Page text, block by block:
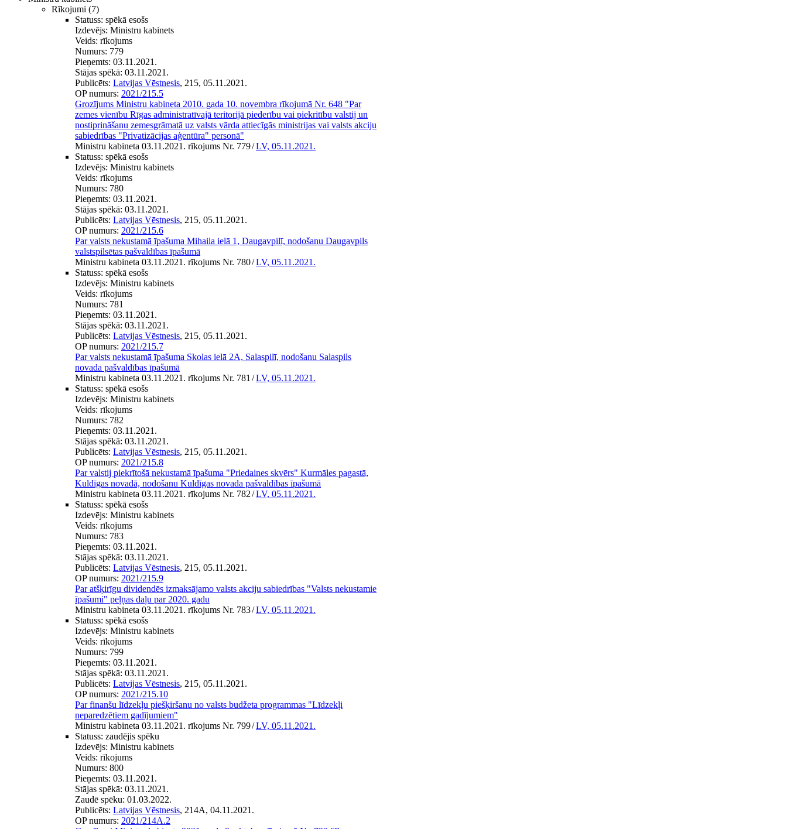
Rīkojumi (7)
Statuss: spēkā esošs
Izdevējs: Ministru kabinets
Veids: rīkojums
Numurs: 779
Pieņemts: 03.11.2021.
Stājas spēkā: 03.11.2021.
Publicēts: Latvijas Vēstnesis, 215, 05.11.2021.
OP numurs: 2021/215.5
Grozījums Ministru kabineta 2010. gada 10. novembra rīkojumā Nr. 648 "Par
zemes vienību Rīgas administratīvajā teritorijā piederību vai piekritību valstij un
nostiprināšanu zemesgrāmatā uz valsts vārda attiecīgās ministrijas vai valsts akciju
sabiedrības "Privatizācijas aģentūra" personā"
Ministru kabineta 03.11.2021. rīkojums Nr. 779/LV, 05.11.2021.
Statuss: spēkā esošs
Izdevējs: Ministru kabinets
Veids: rīkojums
Numurs: 780
Pieņemts: 03.11.2021.
Stājas spēkā: 03.11.2021.
Publicēts: Latvijas Vēstnesis, 215, 05.11.2021.
OP numurs: 2021/215.6
Par valsts nekustamā īpašuma Mihaila ielā 1, Daugavpilī, nodošanu Daugavpils
valstspilsētas pašvaldības īpašumā
Ministru kabineta 03.11.2021. rīkojums Nr. 780/LV, 05.11.2021.
Statuss: spēkā esošs
Izdevējs: Ministru kabinets
Veids: rīkojums
Numurs: 781
Pieņemts: 03.11.2021.
Stājas spēkā: 03.11.2021.
Publicēts: Latvijas Vēstnesis, 215, 05.11.2021.
OP numurs: 2021/215.7
Par valsts nekustamā īpašuma Skolas ielā 2A, Salaspilī, nodošanu Salaspils
novada pašvaldības īpašumā
Ministru kabineta 03.11.2021. rīkojums Nr. 781 /LV, 05.11.2021.
Statuss: spēkā esošs
Izdevējs: Ministru kabinets
Veids: rīkojums
Numurs: 782
Pieņemts: 03.11.2021.
Stājas spēkā: 03.11.2021.
Publicēts: Latvijas Vēstnesis, 215, 05.11.2021.
OP numurs: 2021/215.8
Par valstij piekrītošā nekustamā īpašuma "Priedaines skvērs" Kurmāles pagastā,
Kuldīgas novadā, nodošanu Kuldīgas novada pašvaldības īpašumā
Ministru kabineta 03.11.2021. rīkojums Nr. 782/LV, 05.11.2021.
Statuss: spēkā esošs
Izdevējs: Ministru kabinets
Veids: rīkojums
Numurs: 783
Pieņemts: 03.11.2021.
Stājas spēkā: 03.11.2021.
Publicēts: Latvijas Vēstnesis, 215, 05.11.2021.
OP numurs: 2021/215.9
Par atšķirīgu dividendēs izmaksājamo valsts akciju sabiedrības "Valsts nekustamie
īpašumi" peļņas daļu par 2020. gadu
Ministru kabineta 03.11.2021. rīkojums Nr. 783/LV, 05.11.2021.
Statuss: spēkā esošs
Izdevējs: Ministru kabinets
Veids: rīkojums
Numurs: 799
Pieņemts: 03.11.2021.
Stājas spēkā: 03.11.2021.
Publicēts: Latvijas Vēstnesis, 215, 05.11.2021.
OP numurs: 2021/215.10
Par finanšu līdzekļu piešķiršanu no valsts budžeta programmas "Līdzekļi
neparedzētiem gadījumiem"
Ministru kabineta 03.11.2021. rīkojums Nr. 799/LV, 05.11.2021.
Statuss: zaudējis spēku
Izdevējs: Ministru kabinets
Veids: rīkojums
Numurs: 800
Pieņemts: 03.11.2021.
Stājas spēkā: 03.11.2021.
Zaudē spēku: 01.03.2022.
Publicēts: Latvijas Vēstnesis, 214A, 04.11.2021.
OP numurs: 2021/214A.2